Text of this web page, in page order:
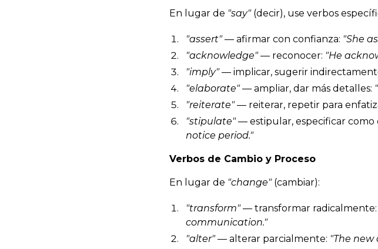
En lugar de "say"(decir), use verbos
"assert"— afirmar con confianza: "She
"acknowledge"— reconocer: "He
"imply"— implicar, sugerir
"elaborate"— ampliar, dar más detalles:
"reiterate"— reiterar, repetir para
"stipulate"— estipular, especificar como
notice period."
Verbos de Cambio y Proceso
En lugar de "change"(cambiar):
"transform"— transformar radicalmente:
communication."
"alter"— alterar parcialmente: "The new